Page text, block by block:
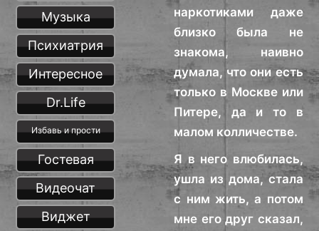
наркотиками даже
близко была не
знакома, наивно
думала, что они есть
только в Москве или
Питере, да и то в
малом колличестве.
Я в него влюбилась,
ушла из дома, стала
с ним жить, а потом
мне его друг сказал,
Музыка
Психиатрия
Интересное
Dr.Life
Избавь и прости
Гостевая
Видеочат
Виджет